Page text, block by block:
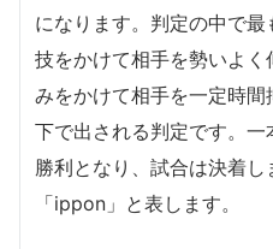
になります。判定の中で最
技をかけて相手を勢いよ
みをかけて相手を一定時
下で出される判定です。
勝利となり、試合は決着
「ippon」と表します。